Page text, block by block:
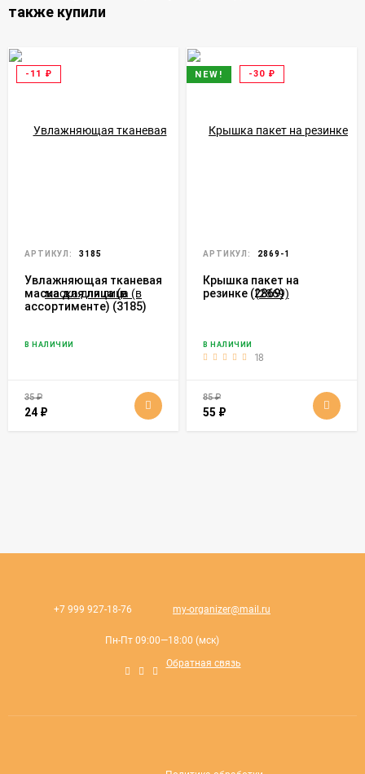
также купили
-11 ₽
АРТИКУЛ: 3185
Увлажняющая тканевая
маска для лица (в
ассортименте) (3185)
В НАЛИЧИИ
35₽
24 ₽
NEW! -30 ₽
АРТИКУЛ: 2869-1
Крышка пакет на
резинке (2869)
В НАЛИЧИИ
18
85₽
55 ₽
+7 999 927-18-76 my-organizer@mail.ru
Пн-Пт 09:00—18:00 (мск)
Обратная связь